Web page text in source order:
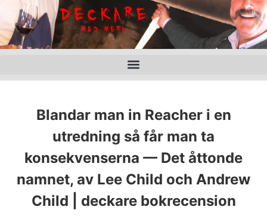
Blandar man in Reacher i en
utredning så får man ta
konsekvenserna — Det åttonde
namnet, av Lee Child och Andrew
Child | deckare bokrecension